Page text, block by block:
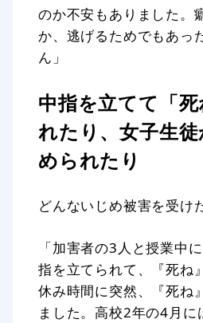
のか不安もありました。
か、逃げるためでもあっ
ん」
中指を立てて「
れたり、女子生
められたり
どんないじめ被害を受け
「加害者の3人と授業中
指を立てられて、『死ね
休み時間に突然、『死ね
ました。高校2年の4月に